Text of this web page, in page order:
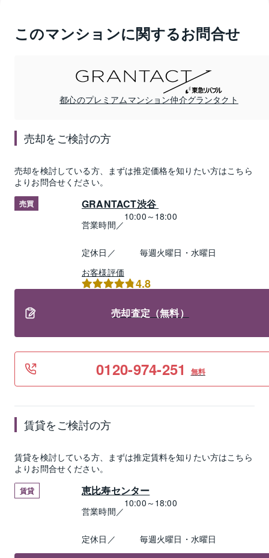
このマンションに関するお問合せ
都心のプレミアムマンション仲介グランタクト
売却をご検討の方
売却を検討している方、まずは推定価格を知りたい方はこちら
よりお問合せください。
売買 GRANTACT渋谷
営業時間／
10:00～18:00
定休日／
毎週火曜日・水曜日
お客様評価
4.8
売却査定（無料）
0120-974-251 無料
賃貸をご検討の方
賃貸を検討している方、まずは推定賃料を知りたい方はこちら
よりお問合せください。
賃貸 恵比寿センター
営業時間／
10:00～18:00
定休日／ 毎週火曜日・水曜日